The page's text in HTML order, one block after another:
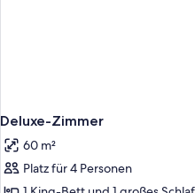
Deluxe-Zimmer
60 m²
Platz für 4 Personen